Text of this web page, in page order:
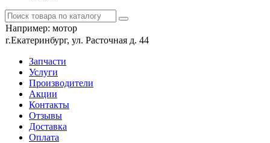
Например: мотор
г.Екатеринбург, ул. Расточная д. 44
Запчасти
Услуги
Производители
Акции
Контакты
Отзывы
Доставка
Оплата